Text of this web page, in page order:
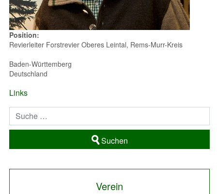
Position:
Revierleiter Forstrevier Oberes Leintal, Rems-Murr-Kreis
Baden-Württemberg
Deutschland
Links
Suchen
Verein